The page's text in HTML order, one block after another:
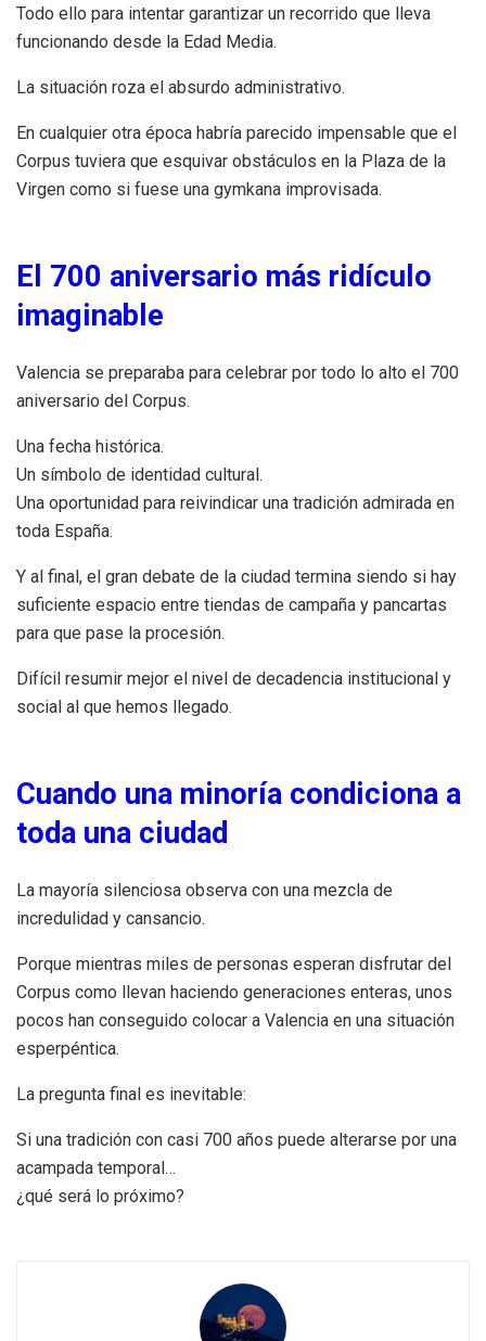
Todo ello para intentar garantizar un recorrido que lleva
funcionando desde la Edad Media.
La situación roza el absurdo administrativo.
En cualquier otra época habría parecido impensable que el
Corpus tuviera que esquivar obstáculos en la Plaza de la
Virgen como si fuese una gymkana improvisada.
El 700 aniversario más ridículo
imaginable
Valencia se preparaba para celebrar por todo lo alto el 700
aniversario del Corpus.
Una fecha histórica.
Un símbolo de identidad cultural.
Una oportunidad para reivindicar una tradición admirada en
toda España.
Y al final, el gran debate de la ciudad termina siendo si hay
suficiente espacio entre tiendas de campaña y pancartas
para que pase la procesión.
Difícil resumir mejor el nivel de decadencia institucional y
social al que hemos llegado.
Cuando una minoría condiciona a
toda una ciudad
La mayoría silenciosa observa con una mezcla de
incredulidad y cansancio.
Porque mientras miles de personas esperan disfrutar del
Corpus como llevan haciendo generaciones enteras, unos
pocos han conseguido colocar a Valencia en una situación
esperpéntica.
La pregunta final es inevitable:
Si una tradición con casi 700 años puede alterarse por una
acampada temporal…
¿qué será lo próximo?